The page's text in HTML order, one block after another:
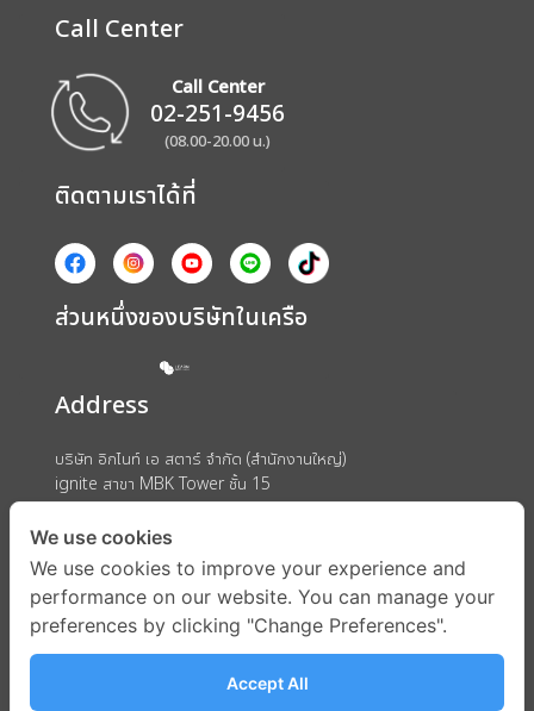
Call Center
Call Center
02-251-9456
(08.00-20.00 น.)
ติดตามเราได้ที่
ส่วนหนึ่งของบริษัทในเครือ
Address
บริษัท อิกไนท์ เอ สตาร์ จำกัด (สำนักงานใหญ่)
ignite สาขา MBK Tower ชั้น 15
ถนนพญาไท แขวงวังใหม่ เขตปทุมวัน กรุงเทพมหานคร 10330
We use cookies
We use cookies to improve your experience and
performance on our website. You can manage your
preferences by clicking "Change Preferences".
Accept All